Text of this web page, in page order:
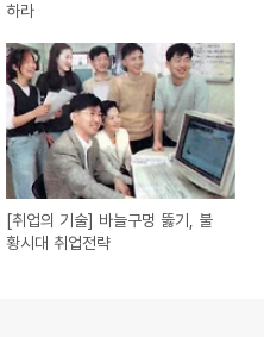
하라
[취업의 기술] 바늘구멍 뚫기, 불
황시대 취업전략